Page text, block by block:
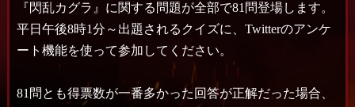
『閃乱カグラ』に関する問題が全部で81問登場します。
平日午後8時1分～出題されるクイズに、Twitterのアンケ
ート機能を使って参加してください。
81問とも得票数が一番多かった回答が正解だった場合、